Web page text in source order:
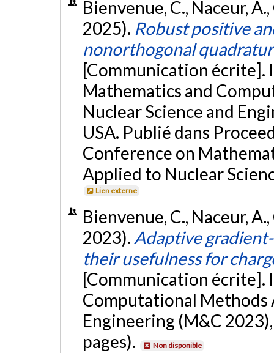
Bienvenue, C., Naceur,
2025). Robust positive
nonorthogonal
[Communication
Mathematics and
Nuclear Science and
USA. Publié dans
Conference on
Applied to Nuclear
Lien externe
Bienvenue, C., Naceur,
2023). Adaptive
their usefulness for
[Communication écrite].
Computational Methods
Engineering (M&C
pages).
Non disponible